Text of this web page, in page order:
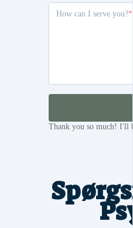
How can I serve you?
Thank you so much! I'll